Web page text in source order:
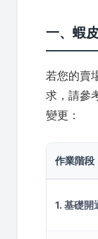
一、蝦
若您的賣
求，請參
變更：
作業階段
1. 基礎開